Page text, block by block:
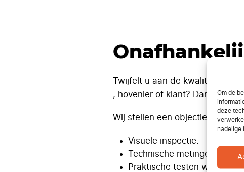
Om de
deze
nadelige
Twijfelt u aan de kwaliteit van
, hovenier of klant? Dan
Wij stellen een objectief en
Visuele inspectie.
Technische metingen en
Praktische testen waar